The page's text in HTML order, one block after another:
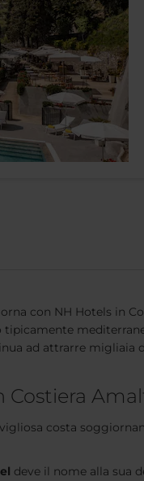
con NH Hotels in
ad attrarre
Costiera
costa
deve il nome alla sua